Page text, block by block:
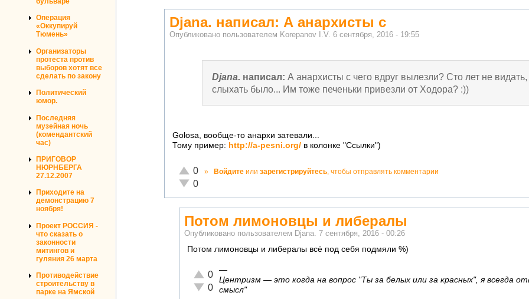
Операция
«Оккупируй
Тюмень»
Организаторы
протеста против
выборов хотят все
сделать по закону
Политический
юмор.
Последняя
музейная ночь
(комендантский
час)
ПРИГОВОР
НЮРНБЕРГА
27.12.2007
Приходите на
демонстрацию 7
ноября!
Проект РОССИЯ -
что сказать о
законности
митингов и
гуляния 26 марта
Противодействие
строительству в
парке на Ямской
Djana. написал: А анархисты с
Опубликовано пользователем Korepanov I.V. 6 сентября, 2016 - 19:55
Djana. написал:А анархисты с чего вдруг вылезли? Сто лет не
слыхать было... Им тоже печеньки привезли от Ходора? :))
Golosa, вообще-то анархи затевали...
Тому пример: http://a-pesni.org/ в колонке "Ссылки")
Отлично!
0
Неадекватно!
0
» Войдите или зарегистрируйтесь, чтобы отправлять комментарии
Потом лимоновцы и либералы
Опубликовано пользователем Djana. 7 сентября, 2016 - 00:26
Потом лимоновцы и либералы всё под себя подмяли %)
Отлично!
0
Неадекватно!
0
—
Центризм — это когда на вопрос "Ты за белых или за красных", я всегда
смысл"